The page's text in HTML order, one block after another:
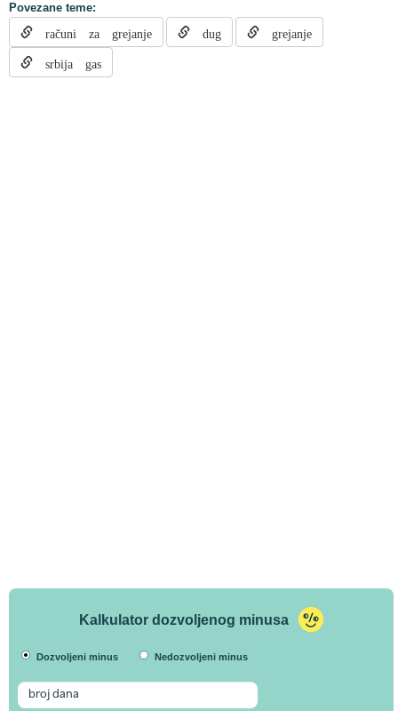
Povezane teme:
računi za grejanje dug grejanje
srbija gas
Kalkulator dozvoljenog minusa
Dozvoljeni minus Nedozvoljeni minus